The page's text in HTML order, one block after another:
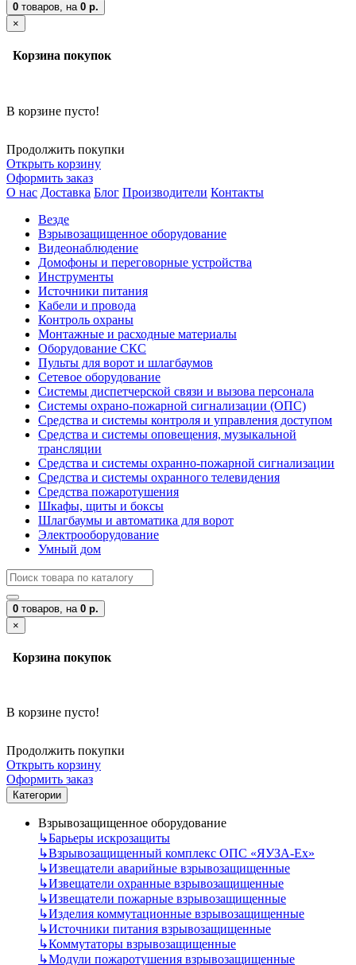
0 товаров, на 0 р.
×
Корзина покупок
В корзине пусто!
Продолжить покупки
Открыть корзину
Оформить заказ
О нас Доставка Блог Производители Контакты
Везде
Взрывозащищенное оборудование
Видеонаблюдение
Домофоны и переговорные устройства
Инструменты
Источники питания
Кабели и провода
Контроль охраны
Монтажные и расходные материалы
Оборудование СКС
Пульты для ворот и шлагбаумов
Сетевое оборудование
Системы диспетчерской связи и вызова персонала
Системы охрано-пожарной сигнализации (ОПС)
Средства и системы контроля и управления доступом
Средства и системы оповещения, музыкальной
трансляции
Средства и системы охранно-пожарной сигнализации
Средства и системы охранного телевидения
Средства пожаротушения
Шкафы, щиты и боксы
Шлагбаумы и автоматика для ворот
Электрооборудование
Умный дом
0 товаров, на 0 р.
×
Корзина покупок
В корзине пусто!
Продолжить покупки
Открыть корзину
Оформить заказ
Категории
Взрывозащищенное оборудование
↳Барьеры искрозащиты
↳Взрывозащищенный комплекс ОПС «ЯУЗА-Ех»
↳Извещатели аварийные взрывозащищенные
↳Извещатели охранные взрывозащищенные
↳Извещатели пожарные взрывозащищенные
↳Изделия коммутационные взрывозащищенные
↳Источники питания взрывозащищенные
↳Коммутаторы взрывозащищенные
↳Модули пожаротушения взрывозащищенные